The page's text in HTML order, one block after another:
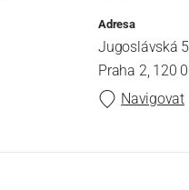
Adresa
Jugoslávská
Praha 2, 120
Navigovat